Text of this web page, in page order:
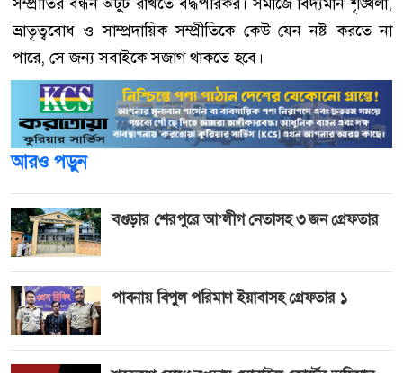
ভ্রাতৃত্ববোধ ও সাম্প্রদায়িক সম্প্রীতিকে কেউ যেন নষ্ট করতে না
পারে, সে জন্য সবাইকে সজাগ থাকতে হবে।
আরও পড়ুন
বগুড়ার শেরপুরে আ’লীগ নেতাসহ ৩ জন গ্রেফতার
পাবনায় বিপুল পরিমাণ ইয়াবাসহ গ্রেফতার ১